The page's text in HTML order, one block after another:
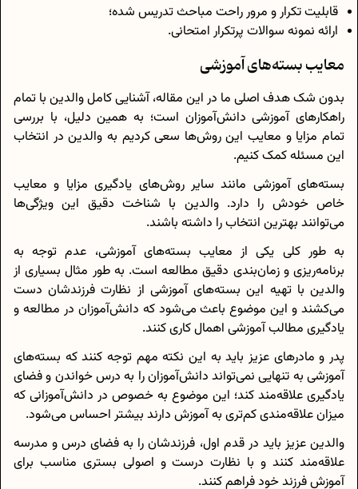
قابلیت تکرار و مرور راحت مباحث تدریس شده؛
ارائه نمونه سوالات پرتکرار امتحانی.
معایب بسته‌های آموزشی
بدون شک هدف اصلی ما در این مقاله، آشنایی کامل والدین با تمام
راهکار‌های آموزشی دانش‌آموزان است؛ به همین دلیل، با بررسی
تمام مزایا و معایب این روش‌ها سعی کردیم به والدین در انتخاب
این مسئله کمک کنیم.
بسته‌های آموزشی مانند سایر روش‌های یادگیری مزایا و معایب
خاص خودش را دارد. والدین با شناخت دقیق این ویژگی‌ها
می‌توانند بهترین انتخاب را داشته باشند.
به طور کلی یکی از معایب بسته‌های آموزشی، عدم توجه به
برنامه‌ریزی و زمان‌بندی دقیق مطالعه است. به طور مثال بسیاری از
والدین با تهیه این بسته‌های آموزشی از نظارت فرزند‌شان دست
می‌کشند و این موضوع باعث می‌شود که دانش‌آموزان در مطالعه و
یادگیری مطالب آموزشی اهمال کاری کنند.
پدر و مادر‌های عزیز باید به این نکته مهم توجه کنند که بسته‌های
آموزشی به تنهایی نمی‌تواند دانش‌آموزان را به درس خواندن و فضای
یادگیری علاقه‌مند کند؛ این موضوع به خصوص در دانش‌آموزانی که
میزان علاقه‌مندی کم‌تری به آموزش دارند بیشتر احساس می‌شود.
والدین عزیز باید در قدم اول، فرزند‌‌شان را به فضای درس و مدرسه
علاقه‌مند کنند و با نظارت درست و اصولی بستری مناسب برای
آموزش فرزند خود فراهم کنند.